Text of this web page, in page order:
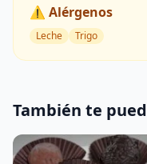
⚠️ Alérgenos
Leche Trigo
También te